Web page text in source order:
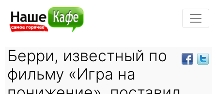
Берри, известный по
фильму «Игра на